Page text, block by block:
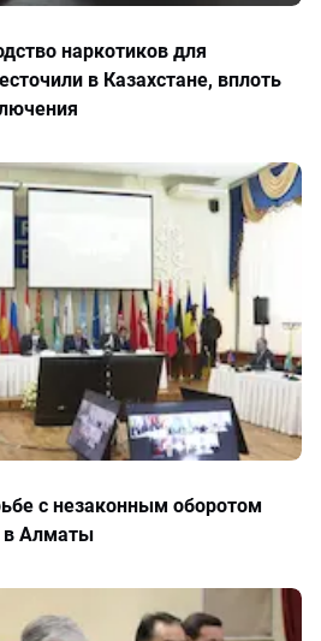
наркотиков для
в Казахстане, вплоть
с незаконным оборотом
в Алматы